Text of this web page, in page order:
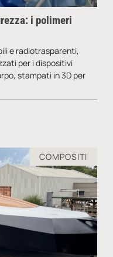
i polimeri
e radiotrasparenti,
per i dispositivi
stampati in 3D per
COMPOSITI